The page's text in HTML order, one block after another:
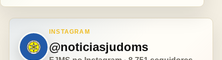
INSTAGRAM
@noticiasjudoms